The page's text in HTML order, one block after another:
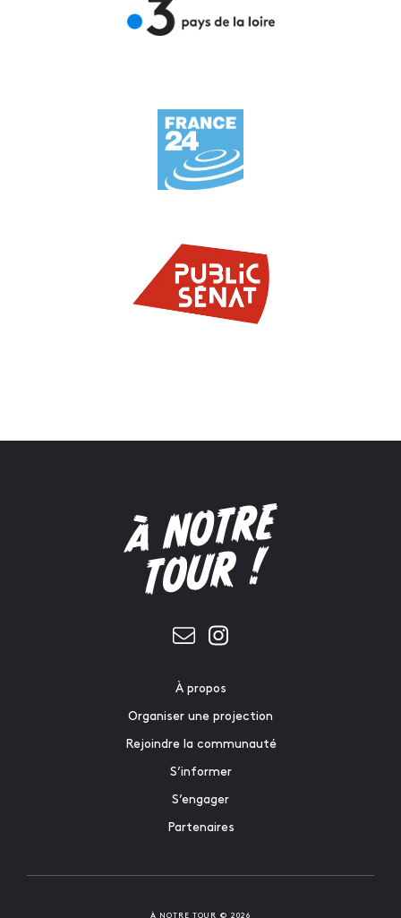
À propos
Organiser une projection
Rejoindre la communauté
S’informer
S’engager
Partenaires
À NOTRE TOUR © 2026